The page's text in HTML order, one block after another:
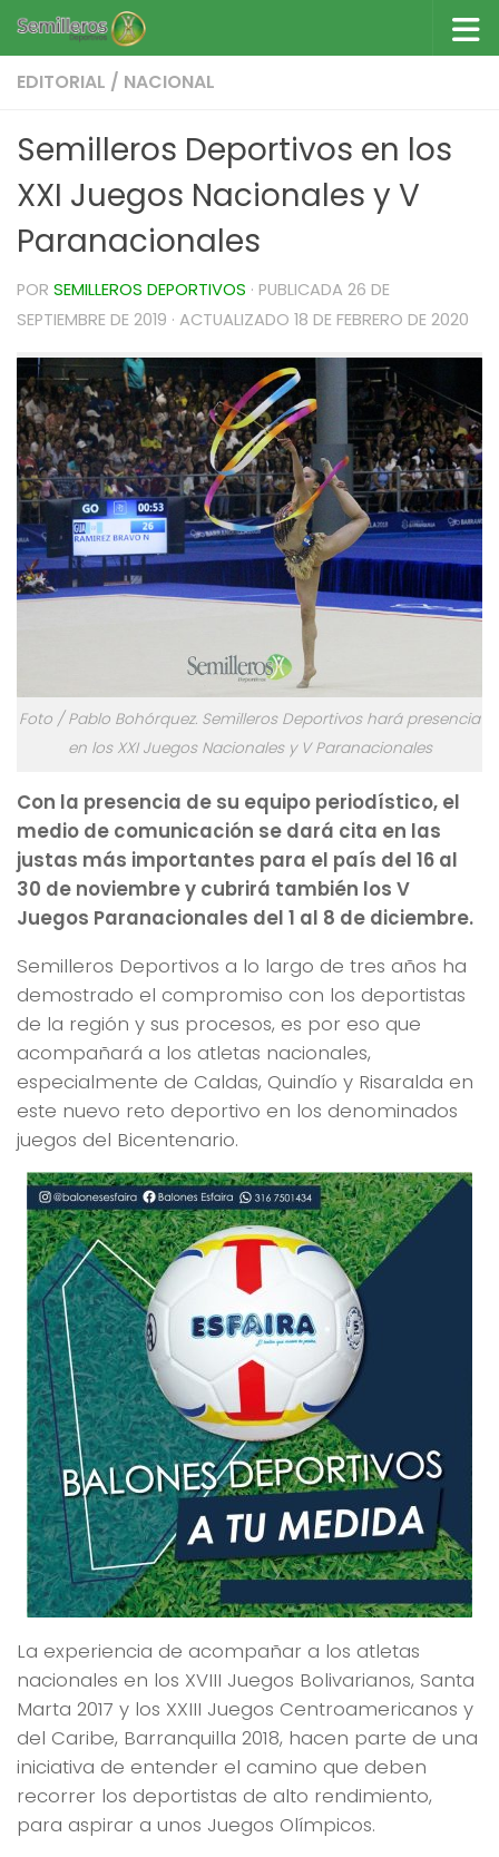
Saltar al contenido
EDITORIAL / NACIONAL
Semilleros Deportivos en los
XXI Juegos Nacionales y V
Paranacionales
POR SEMILLEROS DEPORTIVOS · PUBLICADA 26 DE
SEPTIEMBRE DE 2019 · ACTUALIZADO 18 DE FEBRERO DE 2020
Foto / Pablo Bohórquez. Semilleros Deportivos hará presencia
en los XXI Juegos Nacionales y V Paranacionales
Con la presencia de su equipo periodístico, el
medio de comunicación se dará cita en las
justas más importantes para el país del 16 al
30 de noviembre y cubrirá también los V
Juegos Paranacionales del 1 al 8 de diciembre.
Semilleros Deportivos a lo largo de tres años ha
demostrado el compromiso con los deportistas
de la región y sus procesos, es por eso que
acompañará a los atletas nacionales,
especialmente de Caldas, Quindío y Risaralda en
este nuevo reto deportivo en los denominados
juegos del Bicentenario.
La experiencia de acompañar a los atletas
nacionales en los XVIII Juegos Bolivarianos, Santa
Marta 2017 y los XXIII Juegos Centroamericanos y
del Caribe, Barranquilla 2018, hacen parte de una
iniciativa de entender el camino que deben
recorrer los deportistas de alto rendimiento,
para aspirar a unos Juegos Olímpicos.